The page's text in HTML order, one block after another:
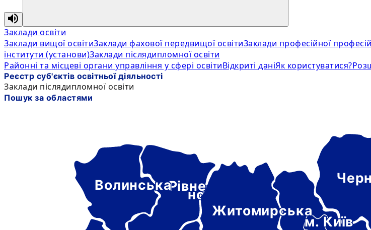
Заклади освіти
Заклади вищої освітиЗаклади фахової передвищої освітиЗаклади професійної
інститути (установи)Заклади післядипломної освіти
Районні та місцеві органи управління у сфері освітиВідкриті даніЯк користуватися?
Реєстр суб'єктів освітньої діяльності
Заклади післядипломної освіти
Пошук за областями
м. Київ
Рівне-
нська
Волинська
Житомирська